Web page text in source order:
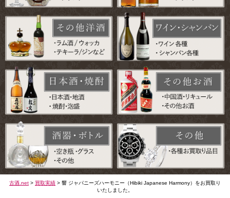
古酒.net > 買取実績 > 響 ジャパニーズハーモニー（Hibiki Japanese Harmony）をお買取り
いたしました。